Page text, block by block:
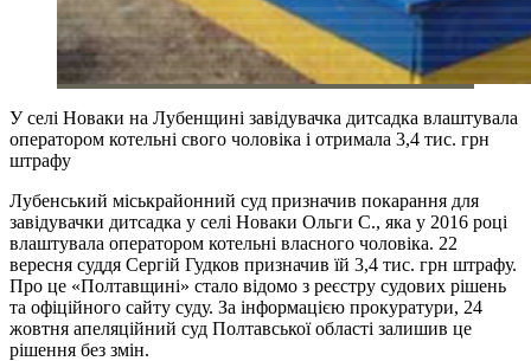
У селі Новаки на Лубенщині завідувачка дитсадка влаштувала
оператором котельні свого чоловіка і отримала 3,4 тис. грн
штрафу
Лубенський міськрайонний суд призначив покарання для
завідувачки дитсадка у селі Новаки Ольги С., яка у 2016 році
влаштувала оператором котельні власного чоловіка. 22
вересня суддя Сергій Гудков призначив їй 3,4 тис. грн штрафу.
Про це «Полтавщині» стало відомо з реєстру судових рішень
та офіційного сайту суду. За інформацією прокуратури, 24
жовтня апеляційний суд Полтавської області залишив це
рішення без змін.